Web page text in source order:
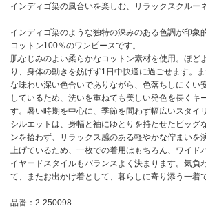
インディゴ染の風合いを楽しむ、リラックスクルー
インディゴ染のような独特の深みのある色調が印象
コットン100％のワンピースです。
肌なじみのよい柔らかなコットン素材を使用。ほど
り、身体の動きを妨げず1日中快適に過ごせます。
な味わい深い色合いでありながら、色落ちしにくい
しているため、洗いを重ねても美しい発色を長くキ
す。暑い時期を中心に、季節を問わず幅広いスタイ
シルエットは、身幅と袖にゆとりを持たせたビッグ
ンを拾わず、リラックス感のある軽やかな佇まいを
上げているため、一枚での着用はもちろん、ワイド
イヤードスタイルもバランスよく決まります。気負
て、またお出かけ着として、暮らしに寄り添う一着で
品番：2-250098